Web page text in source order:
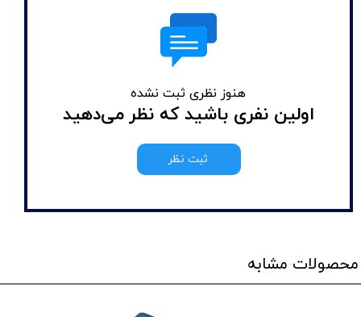
هنوز نظری ثبت نشده
اولین نفری باشید که نظر می‌دهید
ثبت نظر
محصولات مشابه